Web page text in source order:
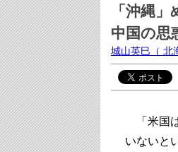
「沖縄
中国の思
城山英巳 （
「米国
いないと